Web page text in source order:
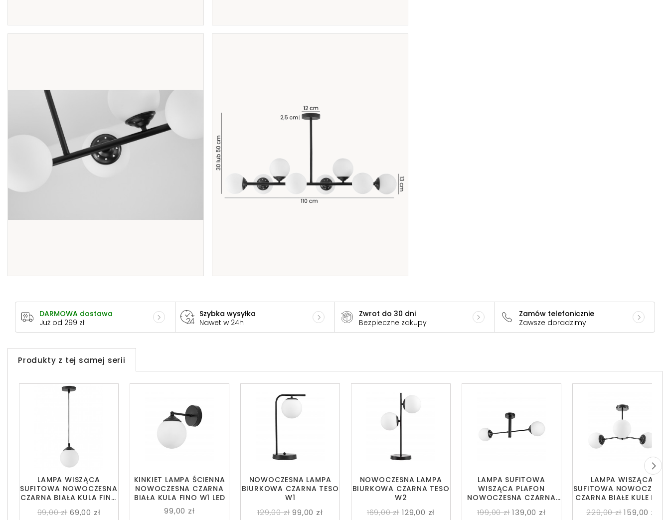
DARMOWA dostawa
Już od 299 zł
Szybka wysyłka
Nawet w 24h
Zwrot do 30 dni
Bezpieczne zakupy
Zamów telefonicznie
Zawsze doradzimy
Produkty z tej samej serii
LAMPA WISZĄCA
SUFITOWA NOWOCZESNA
CZARNA BIAŁA KULA FINO
99,00 zł 69,00 zł
KINKIET LAMPA ŚCIENNA
NOWOCZESNA CZARNA
BIAŁA KULA FINO W1 LED
99,00 zł
LAMPA SUFITOWA
WISZĄCA PLAFON
NOWOCZESNA CZARNA
199,00 zł 139,00 zł
LAMPA WISZĄCA
SUFITOWA
CZARNA BIAŁE KULE FINO
229,00 zł 159,00 zł
NOWOCZESNA LAMPA
BIURKOWA CZARNA TESO
W1
129,00 zł 99,00 zł
NOWOCZESNA LAMPA
BIURKOWA CZARNA TESO
W2
169,00 zł 129,00 zł